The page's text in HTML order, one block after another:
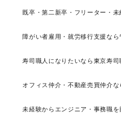
既卒・第二新卒・フリーター・
障がい者雇用・就労移行支援な
寿司職人になりたいなら東京寿司
オフィス仲介・不動産売買仲介
未経験からエンジニア・事務職